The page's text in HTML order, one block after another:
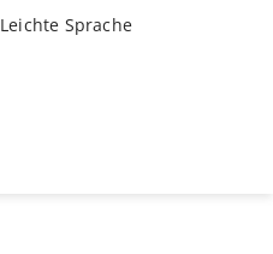
Leichte Sprache